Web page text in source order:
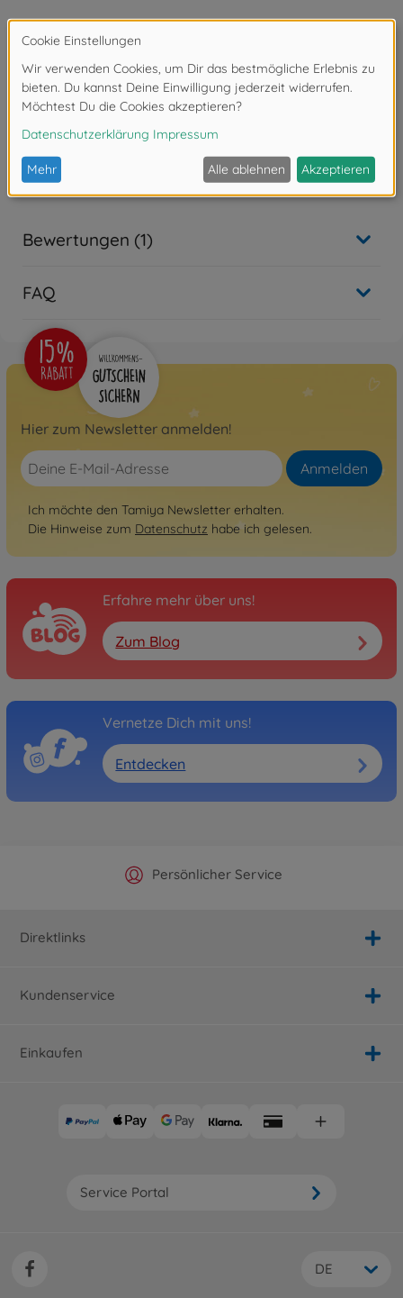
Achtung!Nicht für Kinder unter 14 Jahren geeignet.
Produktdetails
- Maße 3x12 mm
Bewertungen (1)
FAQ
Hier zum Newsletter anmelden!
Anmelden
Ich möchte den Tamiya Newsletter erhalten.
Die Hinweise zum Datenschutz habe ich gelesen.
Erfahre mehr über uns!
Zum Blog
Vernetze Dich mit uns!
Entdecken
Offizieller Hersteller Shop
Persönlicher Service
Versandkostenfrei ab 25€
Schnelle Lieferung
Direktlinks
Kundenservice
Einkaufen
Service Portal
DE